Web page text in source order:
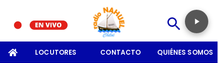
LOCUTORES CONTACTO QUIÉNES SOMOS